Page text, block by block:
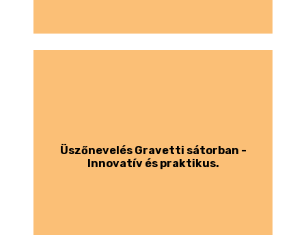
Üszőnevelés Gravetti sátorban -
Innovatív és praktikus.